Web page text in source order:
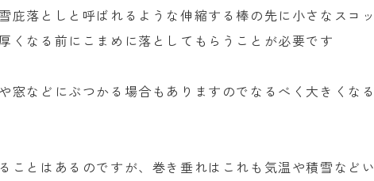
庇落としと呼ばれるような伸縮する棒の先に小さなスコッ
くなる前にこまめに落としてもらうことが必要です
窓などにぶつかる場合もありますのでなるべく大きくなる
ことはあるのですが、巻き垂れはこれも気温や積雪などい